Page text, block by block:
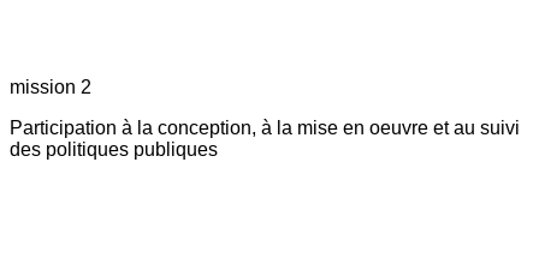
mission 2
Participation à la conception, à la mise en oeuvre et au suivi
des politiques publiques